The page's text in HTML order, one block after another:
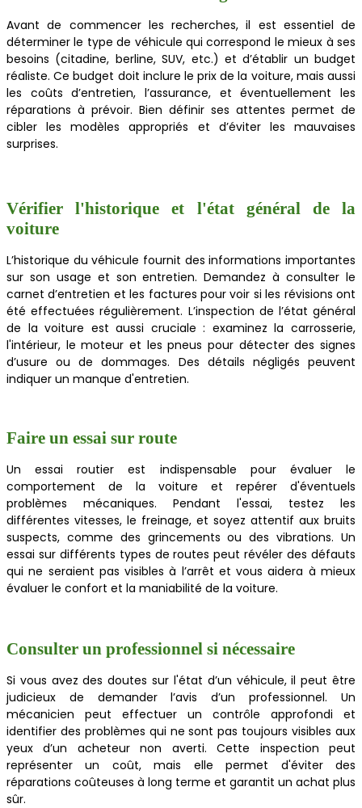
Avant de commencer les recherches, il est essentiel de
déterminer le type de véhicule qui correspond le mieux à ses
besoins (citadine, berline, SUV, etc.) et d’établir un budget
réaliste. Ce budget doit inclure le prix de la voiture, mais aussi
les coûts d’entretien, l’assurance, et éventuellement les
réparations à prévoir. Bien définir ses attentes permet de
cibler les modèles appropriés et d’éviter les mauvaises
surprises.
Vérifier l'historique et l'état général de la
voiture
L’historique du véhicule fournit des informations importantes
sur son usage et son entretien. Demandez à consulter le
carnet d’entretien et les factures pour voir si les révisions ont
été effectuées régulièrement. L’inspection de l’état général
de la voiture est aussi cruciale : examinez la carrosserie,
l'intérieur, le moteur et les pneus pour détecter des signes
d’usure ou de dommages. Des détails négligés peuvent
indiquer un manque d'entretien.
Faire un essai sur route
Un essai routier est indispensable pour évaluer le
comportement de la voiture et repérer d'éventuels
problèmes mécaniques. Pendant l'essai, testez les
différentes vitesses, le freinage, et soyez attentif aux bruits
suspects, comme des grincements ou des vibrations. Un
essai sur différents types de routes peut révéler des défauts
qui ne seraient pas visibles à l’arrêt et vous aidera à mieux
évaluer le confort et la maniabilité de la voiture.
Consulter un professionnel si nécessaire
Si vous avez des doutes sur l'état d’un véhicule, il peut être
judicieux de demander l’avis d’un professionnel. Un
mécanicien peut effectuer un contrôle approfondi et
identifier des problèmes qui ne sont pas toujours visibles aux
yeux d’un acheteur non averti. Cette inspection peut
représenter un coût, mais elle permet d'éviter des
réparations coûteuses à long terme et garantit un achat plus
sûr.